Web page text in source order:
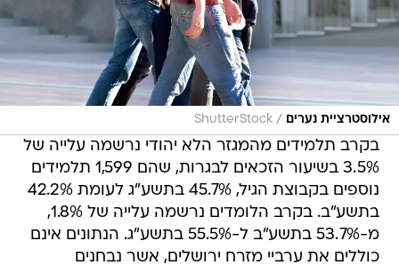
אילוסטרציית נערים /
ShutterStock
בקרב תלמידים מהמגזר הלא יהודי נרשמה עלייה של
3.5% בשיעור הזכאים לבגרות, שהם 1,599 תלמידים
נוספים בקבוצת הגיל, 45.7% בתשע"ג לעומת 42.2%
בתשע"ב. בקרב הלומדים נרשמה עלייה של 1.8%,
מ-53.7% בתשע"ב ל-55.5% בתשע"ג. הנתונים אינם
כוללים את ערביי מזרח ירושלים, אשר נבחנים